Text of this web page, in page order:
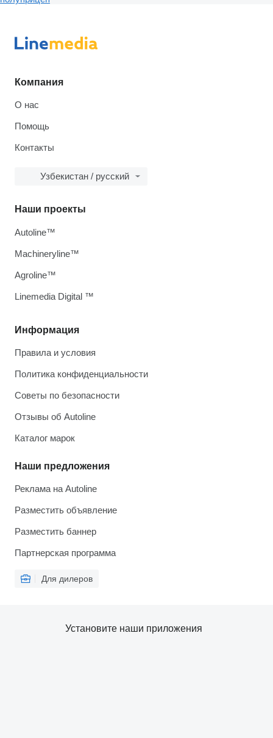
Компания
О нас
Помощь
Контакты
Узбекистан / русский
Информация
Правила и условия
Политика конфиденциальности
Советы по безопасности
Отзывы об Autoline
Каталог марок
Наши предложения
Реклама на Autoline
Разместить объявление
Разместить баннер
Партнерская программа
Для дилеров
Наши проекты
Autoline™
Machineryline™
Agroline™
Linemedia Digital ™
Установите наши приложения